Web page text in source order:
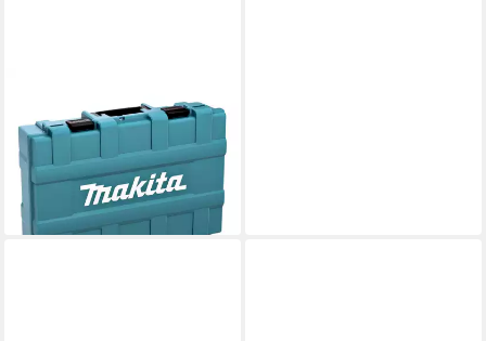
Nagler DBN 901 RFK 18 V 50
- 90 mm + 2x Akku 3,0 Ah +
Ladegerät + Koffer
782,28 €
lieferbar - in 2-3 Werktagen bei dir